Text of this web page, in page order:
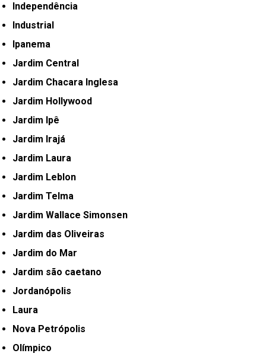
Independência
Industrial
Ipanema
Jardim Central
Jardim Chacara Inglesa
Jardim Hollywood
Jardim Ipê
Jardim Irajá
Jardim Laura
Jardim Leblon
Jardim Telma
Jardim Wallace Simonsen
Jardim das Oliveiras
Jardim do Mar
Jardim são caetano
Jordanópolis
Laura
Nova Petrópolis
Olímpico